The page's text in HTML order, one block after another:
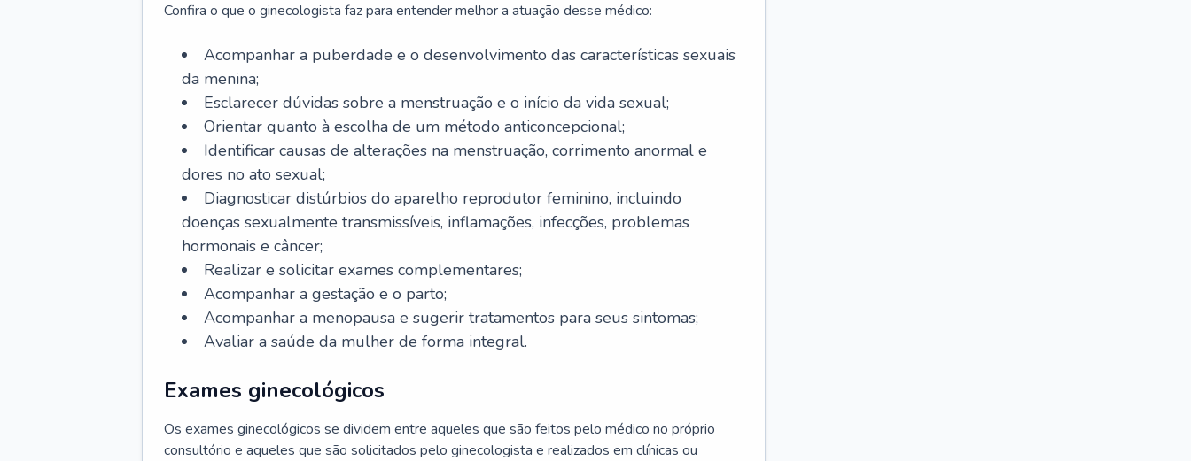
Confira o que o ginecologista faz para entender melhor a atuação desse médico:
Acompanhar a puberdade e o desenvolvimento das características sexuais
da menina;
Esclarecer dúvidas sobre a menstruação e o início da vida sexual;
Orientar quanto à escolha de um método anticoncepcional;
Identificar causas de alterações na menstruação, corrimento anormal e
dores no ato sexual;
Diagnosticar distúrbios do aparelho reprodutor feminino, incluindo
doenças sexualmente transmissíveis, inflamações, infecções, problemas
hormonais e câncer;
Realizar e solicitar exames complementares;
Acompanhar a gestação e o parto;
Acompanhar a menopausa e sugerir tratamentos para seus sintomas;
Avaliar a saúde da mulher de forma integral.
Exames ginecológicos
Os exames ginecológicos se dividem entre aqueles que são feitos pelo médico no próprio
consultório e aqueles que são solicitados pelo ginecologista e realizados em clínicas ou